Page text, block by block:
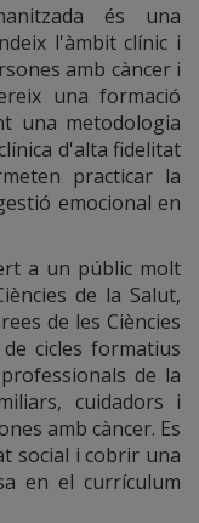
és una
l'àmbit clínic i
amb càncer i
una formació
una metodologia
d'alta fidelitat
practicar la
emocional en
a un públic molt
de la Salut,
de les Ciències
cicles formatius
de la
cuidadors i
amb càncer. Es
social i cobrir una
en el currículum